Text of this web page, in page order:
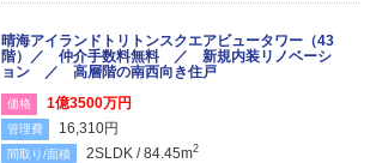
晴海アイランドトリトンスクエアビュータワー（43
階）／ 仲介手数料無料 ／ 新規内装リノベーシ
ョン ／ 高層階の南西向き住戸
価格 1億3500万円
管理費 16,310円
間取り/面積 2SLDK / 84.45m2